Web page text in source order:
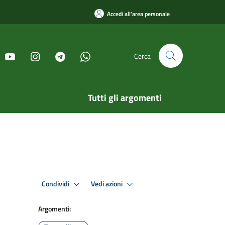
Accedi all'area personale
Cerca
Tutti gli argomenti
Condividi Vedi azioni
Argomenti: